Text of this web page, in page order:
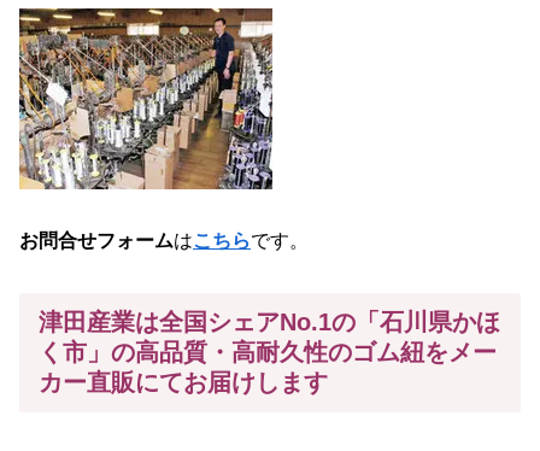
お問合せフォームはこちらです。
津田産業は全国シェアNo.1の「石川県かほ
く市」の高品質・高耐久性のゴム紐をメー
カー直販にてお届けします